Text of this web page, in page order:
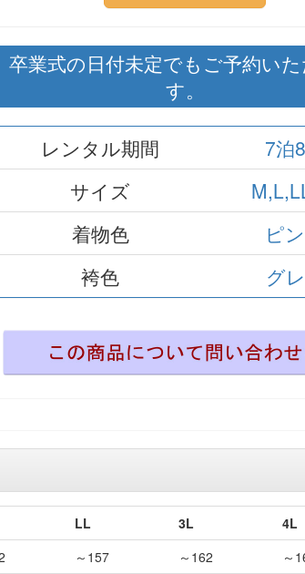
卒業式の日付未定でもご予約いた
す。
レンタル期間
7泊
サイズ
着物色
ピ
袴色
グ
LL 3L
4L
～157 ～162
～